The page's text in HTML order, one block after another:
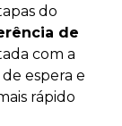
do
de
com a
espera e
rápido